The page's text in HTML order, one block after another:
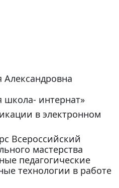
школа- интернат»
в электронном
Всероссийский
мастерства
педагогические
технологии в работе